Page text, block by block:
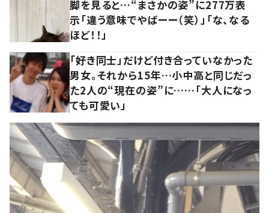
脚を見ると…“まさかの姿”に277万表
示「違う意味でやばーー（笑）」「な、なる
ほど！！」
「好き同士」だけど付き合っていなかった
男女。それから15年…小中高と同じだっ
た2人の“現在の姿”に……「大人になっ
ても可愛い」